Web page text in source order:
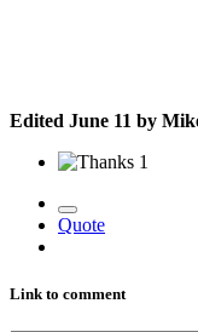
Edited June 11 by
1
Quote
Link to comment